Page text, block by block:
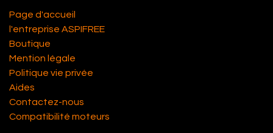
Page d'accueil
l'entreprise ASPIFREE
Boutique
Mention légale
Politique vie privée
Aides
Contactez-nous
Compatibilité moteurs